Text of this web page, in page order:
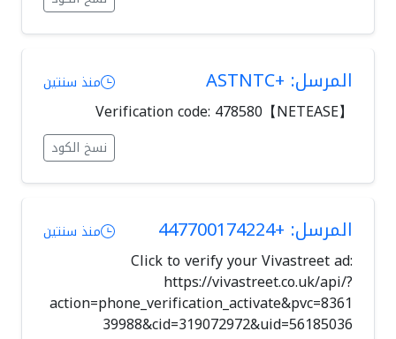
المرسل: +ASTNTC منذ سنتين
【NETEASE】Verification code: 478580
نسخ الكود
المرسل: +447700174224 منذ سنتين
Click to verify your Vivastreet ad:
https://vivastreet.co.uk/api/?
action=phone_verification_activate&pvc=8361
39988&cid=319072972&uid=56185036